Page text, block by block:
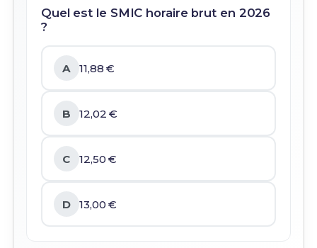
Quel est le SMIC horaire brut en 2026
?
A 11,88 €
B 12,02 €
C 12,50 €
D 13,00 €